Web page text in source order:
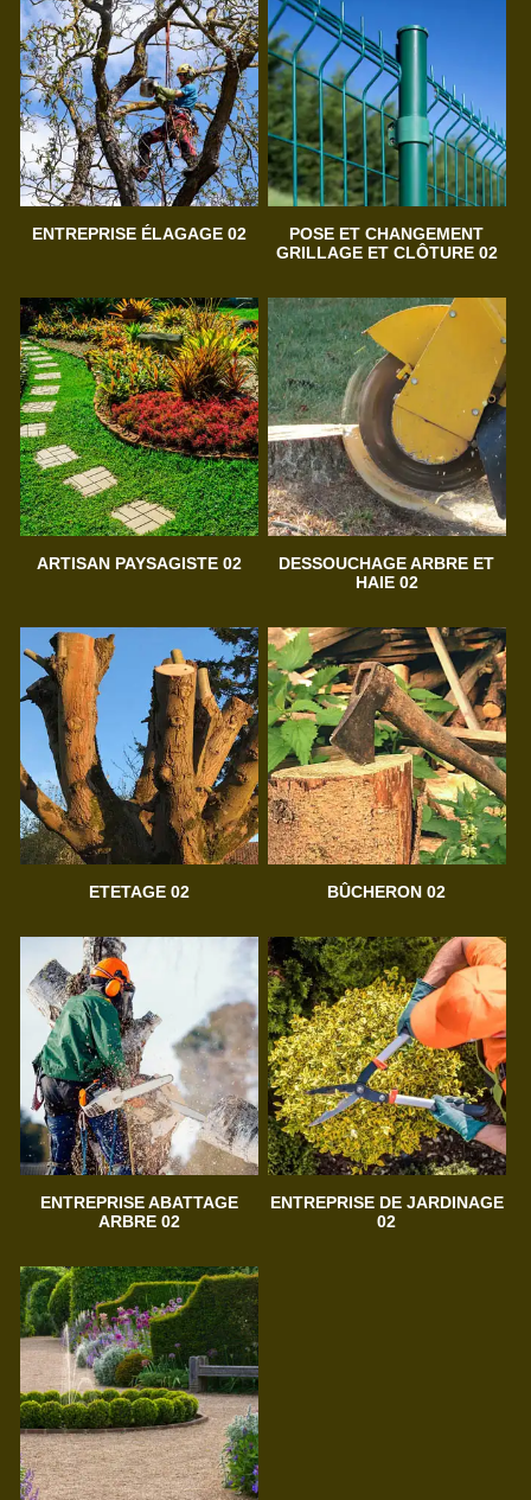
ENTREPRISE ÉLAGAGE 02
POSE ET CHANGEMENT
GRILLAGE ET CLÔTURE 02
ARTISAN PAYSAGISTE 02
DESSOUCHAGE ARBRE ET
HAIE 02
ETETAGE 02 BÛCHERON 02
ENTREPRISE ABATTAGE
ARBRE 02
ENTREPRISE DE JARDINAGE
02